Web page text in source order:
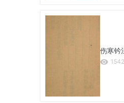
伤寒钤
1542